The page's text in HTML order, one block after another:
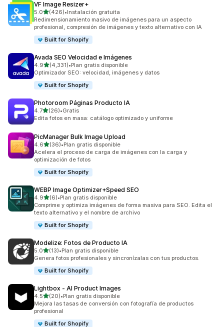
VF Image Resizer+
5.0de 5 estrellas
(426)
426 reseñas en total
•Instalación gratuita
Redimensionamiento masivo de imágenes para un aspecto
profesional, compresión de imágenes y texto alternativo con IA
Built for Shopify
Avada SEO Velocidad e Imágenes
4.9de 5 estrellas
(4,331)
4331 reseñas en total
•Plan gratis disponible
Optimizador SEO: velocidad, imágenes y datos
Built for Shopify
Photoroom Páginas Producto IA
4.7de 5 estrellas
(26)
26 reseñas en total
•Gratis
Edita fotos en masa: catálogo optimizado y uniforme
PicManager Bulk Image Upload
4.6de 5 estrellas
(36)
36 reseñas en total
•Plan gratis disponible
Acelera el proceso de carga de imágenes con la carga y
optimización de fotos
Built for Shopify
WEBP Image Optimizer+Speed SEO
4.9de 5 estrellas
(6)
6 reseñas en total
•Plan gratis disponible
Comprime y optimiza imágenes de forma masiva para SEO. Edita el
texto alternativo y el nombre de archivo
Built for Shopify
Modelize: Fotos de Producto IA
5.0de 5 estrellas
(13)
13 reseñas en total
•Plan gratis disponible
Genera fotos profesionales y sincronízalas con tus productos.
Built for Shopify
Lightbox ‑ AI Product Images
4.5de 5 estrellas
(20)
20 reseñas en total
•Plan gratis disponible
Mejora las tasas de conversión con fotografía de productos
profesional
Built for Shopify